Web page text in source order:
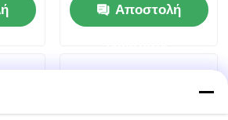
×
Τύπος κινητήρα
τετραχρονικού τύπου
Αποστολή